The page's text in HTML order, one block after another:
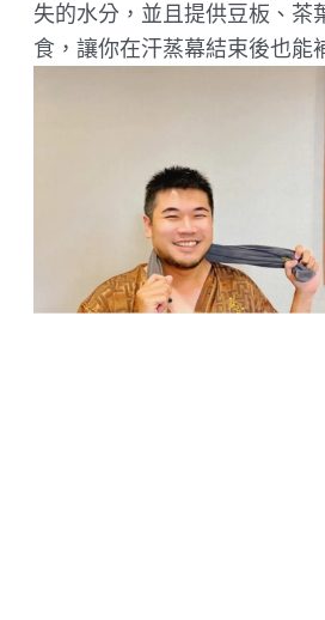
失的水分，並且提供豆板、茶
食，讓你在汗蒸幕結束後也能